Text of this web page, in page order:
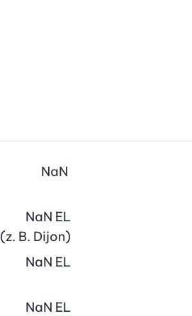
NaN
(z. B. Dijon)
NaN EL
NaN EL
NaN EL